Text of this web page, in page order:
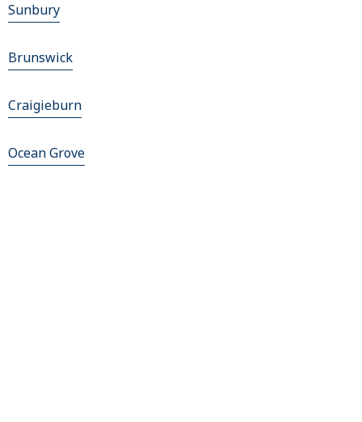
Sunbury
Brunswick
Craigieburn
Ocean Grove